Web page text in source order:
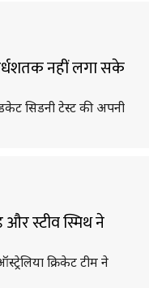
नहीं लगा सके
सिडनी टेस्ट की अपनी
और स्टीव स्मिथ ने
क्रिकेट टीम ने